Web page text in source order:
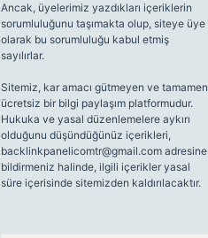
Ancak, üyelerimiz yazdıkları içeriklerin
sorumluluğunu taşımakta olup, siteye üye
olarak bu sorumluluğu kabul etmiş
sayılırlar.
Sitemiz, kar amacı gütmeyen ve tamamen
ücretsiz bir bilgi paylaşım platformudur.
Hukuka ve yasal düzenlemelere aykırı
olduğunu düşündüğünüz içerikleri,
backlinkpanelicomtr@gmail.comadresine
bildirmeniz halinde, ilgili içerikler yasal
süre içerisinde sitemizden kaldırılacaktır.